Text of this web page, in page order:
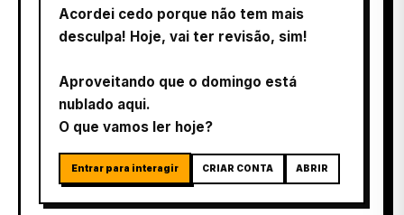
Acordei cedo porque não tem mais
desculpa! Hoje, vai ter revisão, sim!
Aproveitando que o domingo está
nublado aqui.
O que vamos ler hoje?
Entrar para interagir CRIAR CONTA ABRIR